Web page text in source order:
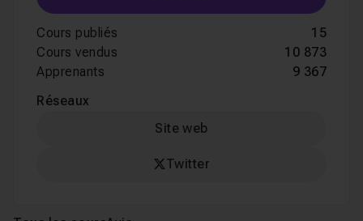
Cours publiés
15
Cours vendus
10 873
Apprenants
9 367
Réseaux
Site web
Twitter